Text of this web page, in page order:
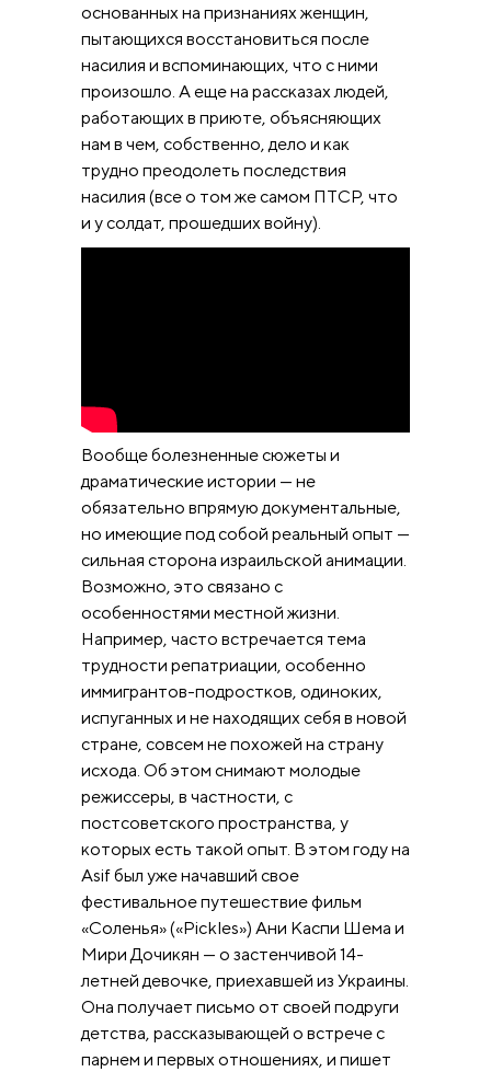
основанных на признаниях женщин,
пытающихся восстановиться после
насилия и вспоминающих, что с ними
произошло. А еще на рассказах людей,
работающих в приюте, объясняющих
нам в чем, собственно, дело и как
трудно преодолеть последствия
насилия (все о том же самом ПТСР, что
и у солдат, прошедших войну).
Вообще болезненные сюжеты и
драматические истории — не
обязательно впрямую документальные,
но имеющие под собой реальный опыт —
сильная сторона израильской анимации.
Возможно, это связано с
особенностями местной жизни.
Например, часто встречается тема
трудности репатриации, особенно
иммигрантов-подростков, одиноких,
испуганных и не находящих себя в новой
стране, совсем не похожей на страну
исхода. Об этом снимают молодые
режиссеры, в частности, с
постсоветского пространства, у
которых есть такой опыт. В этом году на
Asif был уже начавший свое
фестивальное путешествие фильм
«Соленья» («Pickles») Ани Каспи Шема и
Мири Дочикян — о застенчивой 14-
летней девочке, приехавшей из Украины.
Она получает письмо от своей подруги
детства, рассказывающей о встрече с
парнем и первых отношениях, и пишет